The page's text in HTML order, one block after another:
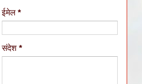
ईमेल*
संदेश*